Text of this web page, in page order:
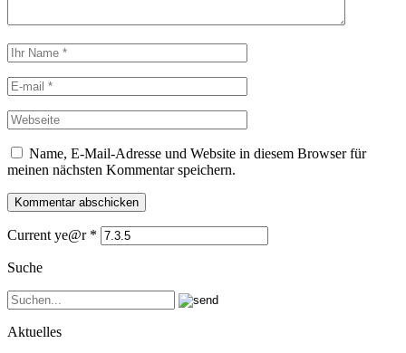
Name, E-Mail-Adresse und Website in diesem Browser für
meinen nächsten Kommentar speichern.
Current ye@r *
Suche
Aktuelles